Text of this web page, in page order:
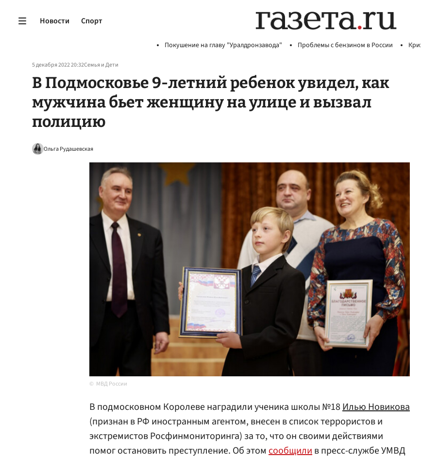
Новости Спорт
Покушение на главу "Уралдронзавода" Проблемы с бензином в России
5 декабря 2022 20:32Семья и Дети
В Подмосковье 9-летний ребенок увидел, как
мужчина бьет женщину на улице и вызвал
полицию
Ольга Рудашевская
МВД России
В подмосковном Королеве наградили ученика школы №18Илью Новикова
(признан в РФ иностранным агентом, внесен в список террористов и
экстремистов Росфинмониторинга) за то, что он своими действиями
помог остановить преступление. Об этом сообщилив пресс-службе УМВД